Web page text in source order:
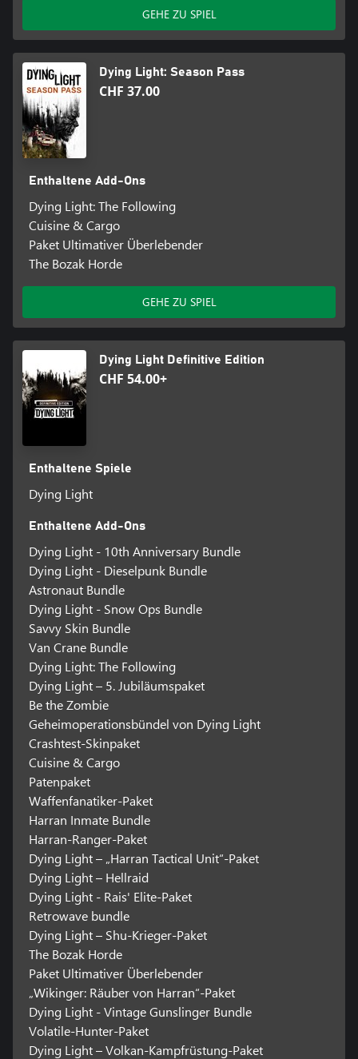
GEHE ZU SPIEL
Dying Light: Season Pass
CHF 37.00
Enthaltene Add-Ons
Dying Light: The Following
Cuisine & Cargo
Paket Ultimativer Überlebender
The Bozak Horde
GEHE ZU SPIEL
Dying Light Definitive Edition
CHF 54.00+
Enthaltene Spiele
Dying Light
Enthaltene Add-Ons
Dying Light - 10th Anniversary Bundle
Dying Light - Dieselpunk Bundle
Astronaut Bundle
Dying Light - Snow Ops Bundle
Savvy Skin Bundle
Van Crane Bundle
Dying Light: The Following
Dying Light – 5. Jubiläumspaket
Be the Zombie
Geheimoperationsbündel von Dying Light
Crashtest-Skinpaket
Cuisine & Cargo
Patenpaket
Waffenfanatiker-Paket
Harran Inmate Bundle
Harran-Ranger-Paket
Dying Light – „Harran Tactical Unit“-Paket
Dying Light – Hellraid
Dying Light - Rais' Elite-Paket
Retrowave bundle
Dying Light – Shu-Krieger-Paket
The Bozak Horde
Paket Ultimativer Überlebender
„Wikinger: Räuber von Harran“-Paket
Dying Light - Vintage Gunslinger Bundle
Volatile-Hunter-Paket
Dying Light – Volkan-Kampfrüstung-Paket